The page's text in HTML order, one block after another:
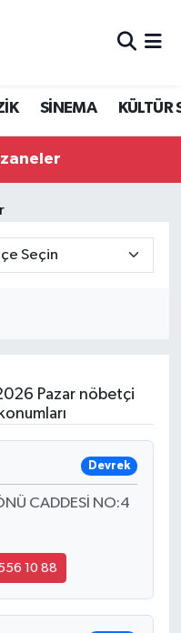
SİNEMA KÜLTÜR
Pazar nöbetçi
Devrek
CADDESİ NO:4
10 88
Fikstür